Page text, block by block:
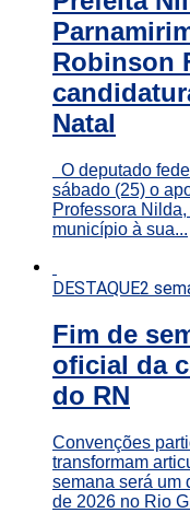
Robinson
Natal
O deputado
sábado (25) o
Professora
município à sua...
DESTAQUE2
Fim de
oficial da
do RN
Convenções
transformam
semana será um
de 2026 no Rio